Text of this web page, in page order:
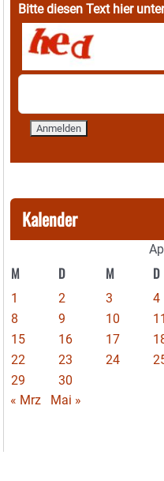
Bitte diesen Text hier
Kalender
M D M D
1 2 3 4
8
9 10 11
15
16 17
22
23 24
29
30
« Mrz
Mai »